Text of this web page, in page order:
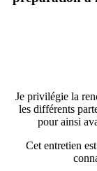
Je privilégie la
les différents
pour ainsi
Cet entretien